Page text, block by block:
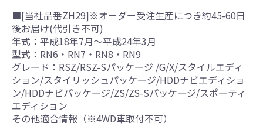
■[当社品番ZH29]※オーダー受注生産につき約45-60日
後お届け(代引き不可)
年式：平成18年7月～平成24年3月
型式：RN6・RN7・RN8・RN9
グレード：RSZ/RSZ-Sパッケージ /G/X/スタイルエディ
ション/スタイリッシュパッケージ/HDDナビエディショ
ン/HDDナビパッケージ/ZS/ZS-Sパッケージ/スポーティ
エディション
その他適合情報（※4WD車取付不可）